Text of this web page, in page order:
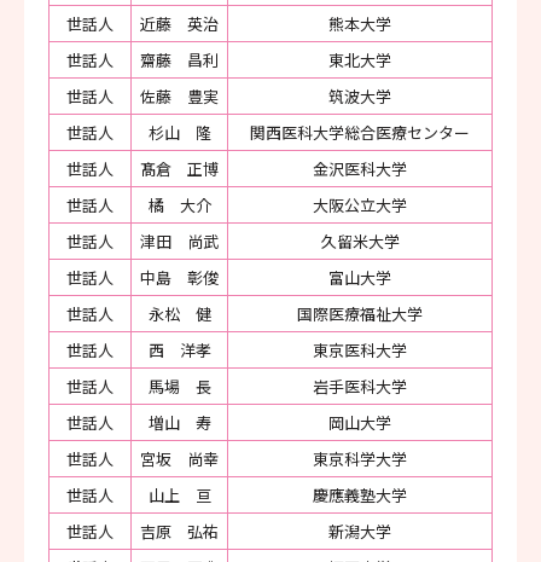
世話人
近藤 英治
熊本大学
世話人
齋藤 昌利
東北大学
世話人
佐藤 豊実
筑波大学
世話人
杉山 隆
関西医科大学総合医療センター
世話人
髙倉 正博
金沢医科大学
世話人
橘 大介
大阪公立大学
世話人
津田 尚武
久留米大学
世話人
中島 彰俊
富山大学
世話人
永松 健
国際医療福祉大学
世話人
西 洋孝
東京医科大学
世話人
馬場 長
岩手医科大学
世話人
増山 寿
岡山大学
世話人
宮坂 尚幸
東京科学大学
世話人
山上 亘
慶應義塾大学
世話人
吉原 弘祐
新潟大学